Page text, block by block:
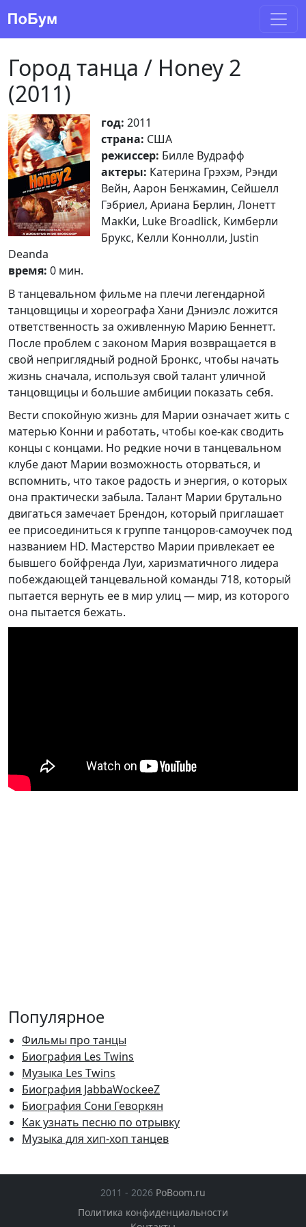
Город танца / Honey 2
(2011)
год: 2011
страна: США
режиссер: Билле Вудрафф
актеры: Катерина Грэхэм, Рэнди
Вейн, Аарон Бенжамин, Сейшелл
Гэбриел, Ариана Берлин, Лонетт
МакКи, Luke Broadlick, Кимберли
Брукс, Келли Коннолли, Justin
Deanda
время: 0 мин.
В танцевальном фильме на плечи легендарной
танцовщицы и хореографа Хани Дэниэлс ложится
ответственность за оживленную Марию Беннетт.
После проблем с законом Мария возвращается в
свой неприглядный родной Бронкс, чтобы начать
жизнь сначала, используя свой талант уличной
танцовщицы и большие амбиции показать себя.
Вести спокойную жизнь для Марии означает жить с
матерью Конни и работать, чтобы кое-как сводить
концы с концами. Но редкие ночи в танцевальном
клубе дают Марии возможность оторваться, и
вспомнить, что такое радость и энергия, о которых
она практически забыла. Талант Марии брутально
двигаться замечает Брендон, который приглашает
ее присоединиться к группе танцоров-самоучек под
названием HD. Мастерство Марии привлекает ее
бывшего бойфренда Луи, харизматичного лидера
побеждающей танцевальной команды 718, который
пытается вернуть ее в мир улиц — мир, из которого
она пытается бежать.
Популярное
Фильмы про танцы
Биография Les Twins
Музыка Les Twins
Биография JabbaWockeeZ
Биография Сони Геворкян
Как узнать песню по отрывку
Музыка для хип-хоп танцев
2011 - 2026 PoBoom.ru
Политика конфиденциальности